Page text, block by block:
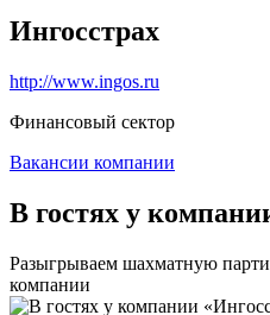
Ингосстрах
http://www.ingos.ru
Финансовый сектор
Вакансии компании
В гостях у
Разыгрываем шахматную
компании